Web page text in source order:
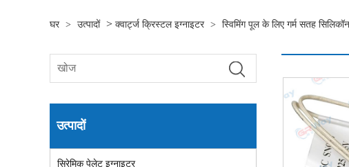
घर > उत्पादों > क्वार्ट्ज क्रिस्टल इग्नाइटर > स्विमिंग पूल के लिए गर्म सतह
उत्पादों
सिरेमिक पेलेट इग्नाइटर